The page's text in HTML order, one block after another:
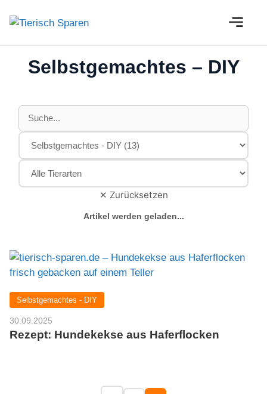
Inhalt
Selbstgemachtes – DIY
✕ Zurücksetzen
Artikel werden geladen...
Selbstgemachtes - DIY
30.09.2025
Rezept: Hundekekse aus Haferflocken